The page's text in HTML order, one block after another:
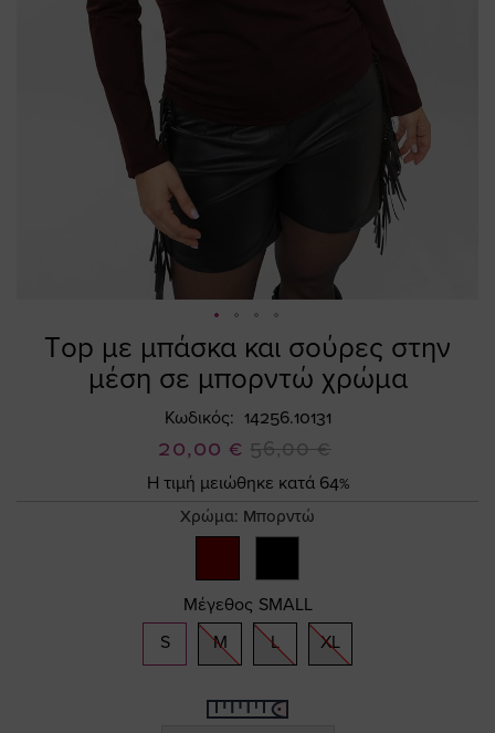
Τop με μπάσκα και σούρες στην
μέση σε μπορντώ χρώμα
Κωδικός 14256.10131
Ειδική
Τιμή
20,00 € 56,00 €
Η τιμή μειώθηκε κατά 64%
Χρώμα: Μπορντώ
Μέγεθος SMALL
S
M L XL
Skip